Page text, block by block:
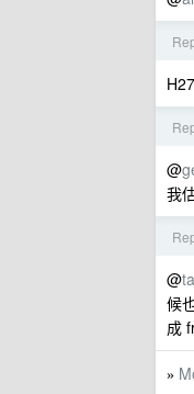
@
我
@
候
成
»